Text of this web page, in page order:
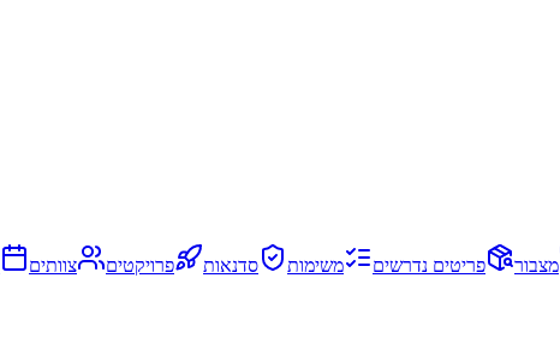
מצבור פריטים נדרשים משימות סדנאות פרויקטים צוותים